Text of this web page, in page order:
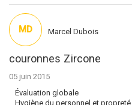
couronnes Zircone
05 juin 2015
Évaluation globale
Hygiène du personnel et
MD Marcel Dubois